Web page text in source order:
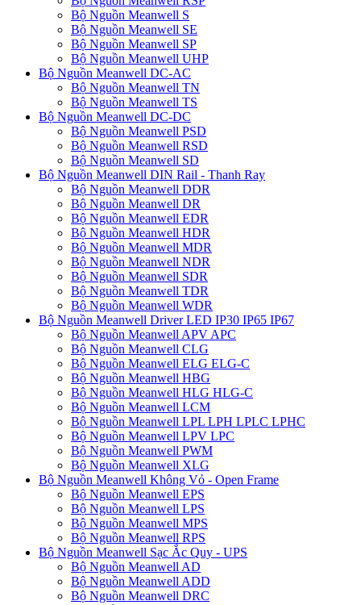
Bộ Nguồn Meanwell S
Bộ Nguồn Meanwell SE
Bộ Nguồn Meanwell SP
Bộ Nguồn Meanwell UHP
Bộ Nguồn Meanwell DC-AC
Bộ Nguồn Meanwell TN
Bộ Nguồn Meanwell TS
Bộ Nguồn Meanwell DC-DC
Bộ Nguồn Meanwell PSD
Bộ Nguồn Meanwell RSD
Bộ Nguồn Meanwell SD
Bộ Nguồn Meanwell DIN Rail - Thanh Ray
Bộ Nguồn Meanwell DDR
Bộ Nguồn Meanwell DR
Bộ Nguồn Meanwell EDR
Bộ Nguồn Meanwell HDR
Bộ Nguồn Meanwell MDR
Bộ Nguồn Meanwell NDR
Bộ Nguồn Meanwell SDR
Bộ Nguồn Meanwell TDR
Bộ Nguồn Meanwell WDR
Bộ Nguồn Meanwell Driver LED IP30 IP65 IP67
Bộ Nguồn Meanwell APV APC
Bộ Nguồn Meanwell CLG
Bộ Nguồn Meanwell ELG ELG-C
Bộ Nguồn Meanwell HBG
Bộ Nguồn Meanwell HLG HLG-C
Bộ Nguồn Meanwell LCM
Bộ Nguồn Meanwell LPL LPH LPLC LPHC
Bộ Nguồn Meanwell LPV LPC
Bộ Nguồn Meanwell PWM
Bộ Nguồn Meanwell XLG
Bộ Nguồn Meanwell Không Vỏ - Open Frame
Bộ Nguồn Meanwell EPS
Bộ Nguồn Meanwell LPS
Bộ Nguồn Meanwell MPS
Bộ Nguồn Meanwell RPS
Bộ Nguồn Meanwell Sạc Ắc Quy - UPS
Bộ Nguồn Meanwell AD
Bộ Nguồn Meanwell ADD
Bộ Nguồn Meanwell DRC